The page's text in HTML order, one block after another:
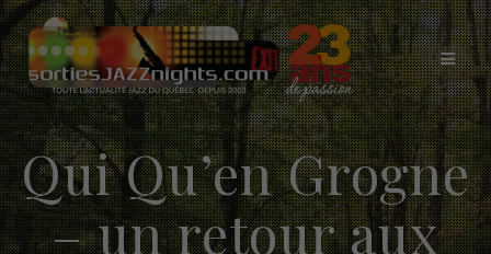
Skip
to
content
Qui Qu’en Grogne
– un retour aux